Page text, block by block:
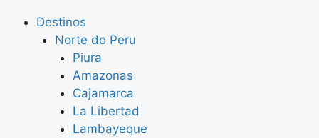
Destinos
Norte do Peru
Piura
Amazonas
Cajamarca
La Libertad
Lambayeque